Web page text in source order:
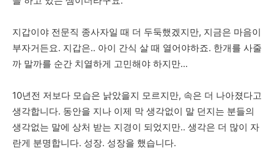
지갑이야 전문직 종사자일 때 더 두둑했겠지만, 지금은 마음이
부자거든요. 지갑은.. 아이 간식 살 때 열어야하죠. 한개를 사줄
까 말까를 순간 치열하게 고민해야 하지만...
10년전 저보다 모습은 낡았을지 모르지만, 속은 더 나아졌다고
생각합니다. 동안을 지나 이제 막 생각없이 말 던지는 분들의
생각없는 말에 상처 받는 지경이 되었지만.. 생각은 더 많이 자
란게 분명합니다. 성장. 성장을 했습니다.